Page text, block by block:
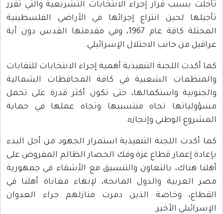
تأجلت بسبب قرار إجراء الانتخابات التشريعية والتي تقرر
تأجيلها لحين انتزاع إجرائها في الأراضي الفلسطينية
المحتلة كافة عام 1967، وفي مقدمتها القدس دون أية
عراقيل من جانب الاحتلال الإسرائيلي.
كما أكدت اللجنة التنفيذية أهمية إجراء الانتخابات للنقابات
والمنظمات الشعبية في كافة المحافظات الشمالية
والجنوبية واستكمالها، حتى تكون أكثر قدرة على تحمل
مسؤولياتها تجاه منتسبيها وتجاه عملها في حماية
المشروع الوطني وإنجازه.
كما أكدت اللجنة التنفيذية استمرار الجهود من أجل البدء
بإعادة إعمار قطاع غزة وفك الحصار الظالم المفروض على
أهلنا هناك، بالتعاون والتنسيق مع الأشقاء في جمهورية
مصر العربية والدول المانحة، لإنهاء معاناة أهلنا في
القطاع، وخاصة الذين دمرت منازلهم جراء العدوان
الإسرائيلي الأخير.